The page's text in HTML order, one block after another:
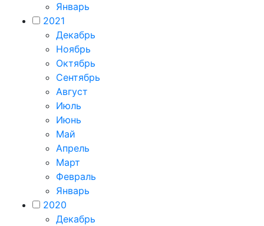
Январь
2021
Декабрь
Ноябрь
Октябрь
Сентябрь
Август
Июль
Июнь
Май
Апрель
Март
Февраль
Январь
2020
Декабрь